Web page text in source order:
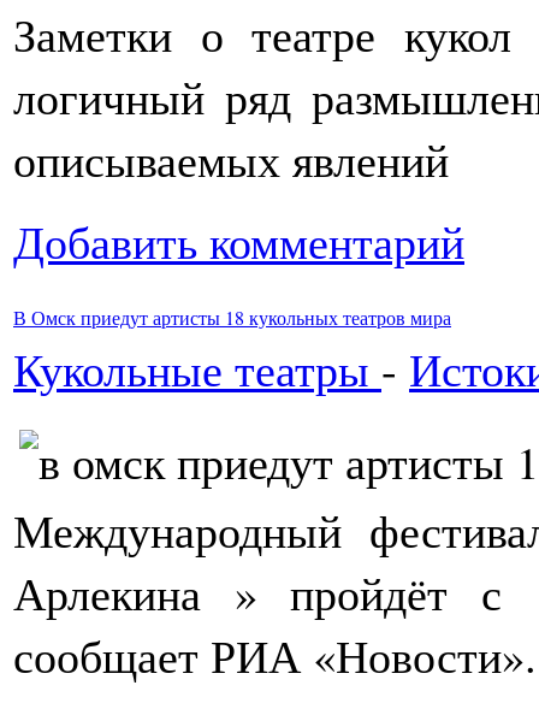
Заметки о театре
логичный ряд
описываемых явлений
Добавить комментарий
В Омск приедут артисты 18 кукольных театров мира
Кукольные театры -
Международный
Арлекина » пройдёт
сообщает РИА «Новости».